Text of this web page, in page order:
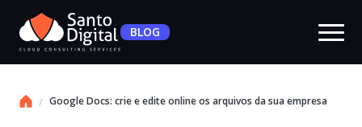
BLOG
Google Docs: crie e edite online os arquivos da sua empresa